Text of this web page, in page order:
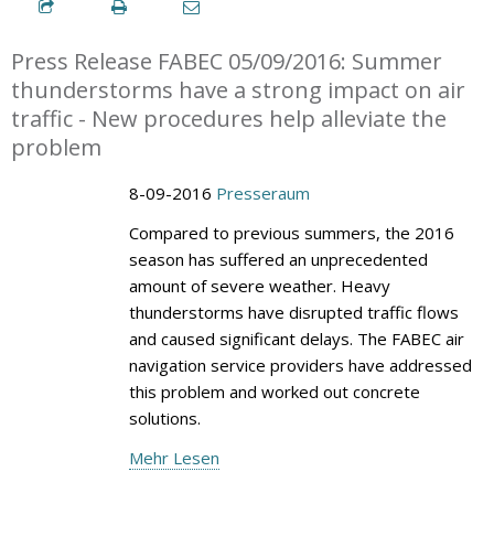
Press Release FABEC 05/09/2016: Summer
thunderstorms have a strong impact on air
traffic - New procedures help alleviate the
problem
8-09-2016 Presseraum
Compared to previous summers, the 2016
season has suffered an unprecedented
amount of severe weather. Heavy
thunderstorms have disrupted traffic flows
and caused significant delays. The FABEC air
navigation service providers have addressed
this problem and worked out concrete
solutions.
Mehr Lesen